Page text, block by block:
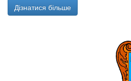
Дізнатися більше